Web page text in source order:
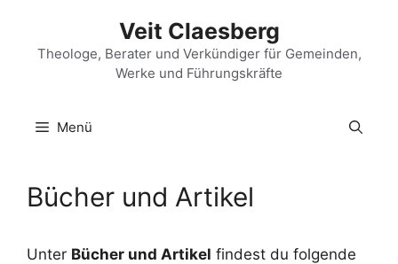
springen
Veit Claesberg
Theologe, Berater und Verkündiger für Gemeinden,
Werke und Führungskräfte
Menü
Bücher und Artikel
Unter Bücher und Artikel findest du folgende